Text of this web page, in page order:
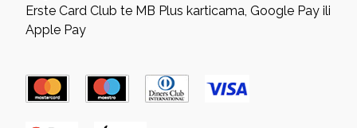
Erste Card Club te MB Plus karticama, Google Pay ili
Apple Pay